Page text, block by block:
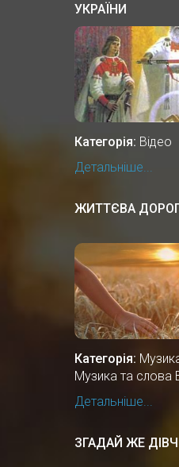
УКРАЇНИ
Категорія: Відео
Детальніше...
ЖИТТЄВА
Категорія:
Музика та слова
Детальніше...
ЗГАДАЙ ЖЕ